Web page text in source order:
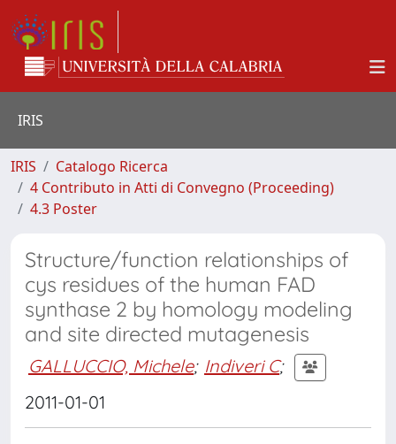
IRIS
IRIS
Catalogo Ricerca
4 Contributo in Atti di Convegno (Proceeding)
4.3 Poster
Structure/function relationships of
cys residues of the human FAD
synthase 2 by homology modeling
and site directed mutagenesis
GALLUCCIO, Michele; Indiveri C;
2011-01-01